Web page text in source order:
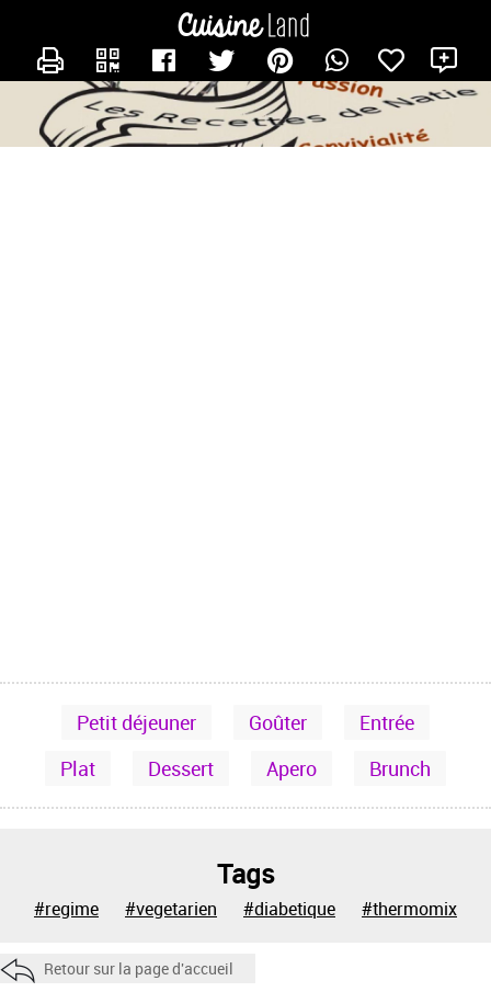
Petit déjeuner Goûter
Entrée
Plat
Dessert Apero Brunch
Tags
#regime #vegetarien #diabetique #thermomix
Retour sur la page d'accueil
CONTACTER NATIE